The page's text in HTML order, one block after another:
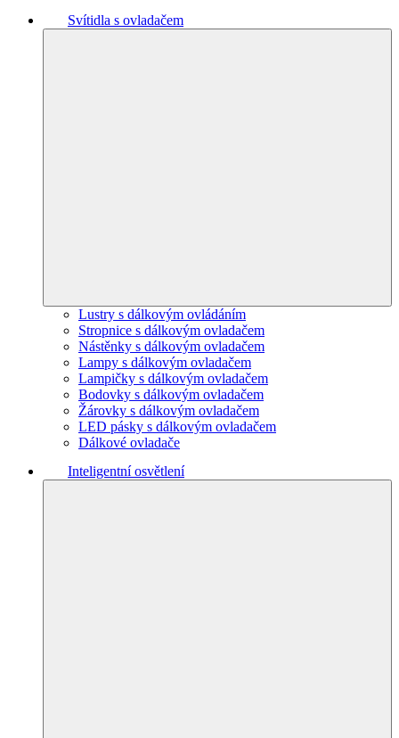
Svítidla s ovladačem
Lustry s dálkovým ovládáním
Stropnice s dálkovým ovladačem
Nástěnky s dálkovým ovladačem
Lampy s dálkovým ovladačem
Lampičky s dálkovým ovladačem
Bodovky s dálkovým ovladačem
Žárovky s dálkovým ovladačem
LED pásky s dálkovým ovladačem
Dálkové ovladače
Inteligentní osvětlení